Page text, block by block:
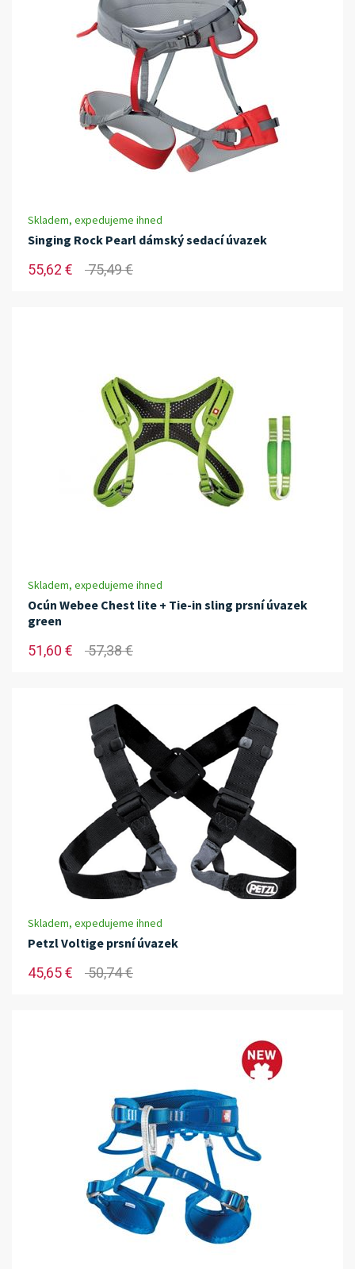
Skladem, expedujeme ihned
Singing Rock Pearl dámský sedací úvazek
55,62 € 75,49 €
Skladem, expedujeme ihned
Ocún Webee Chest lite + Tie-in sling prsní úvazek
green
51,60 € 57,38 €
Skladem, expedujeme ihned
Petzl Voltige prsní úvazek
45,65 € 50,74 €